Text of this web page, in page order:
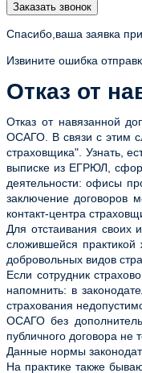
Заказать звонок
Спасибо,ваша заявка
Извините ошибка
Отказ от
Отказ от навязанной
ОСАГО. В связи с этим
страховщика". Узнать,
выписке из ЕГРЮЛ,
деятельности: офисы
заключение договоров
контакт-центра
Для отстаивания своих
сложившейся практикой
добровольных видов
Если сотрудник
напомнить: в
страхования
ОСАГО без
публичного договора
Данные нормы
На практике также